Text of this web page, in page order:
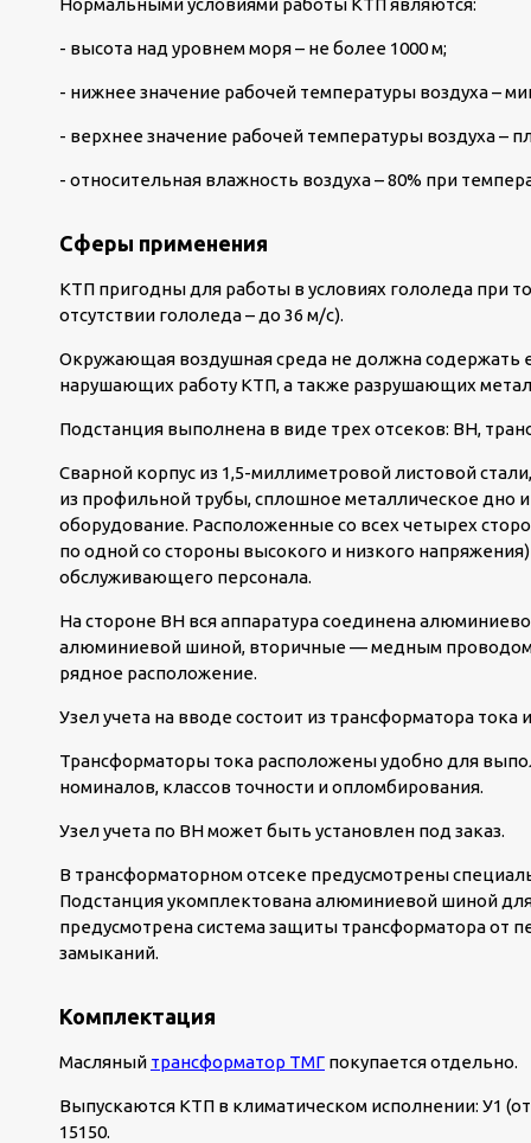
Нормальными условиями работы КТП являются:
- высота над уровнем моря – не более 1000 м;
- нижнее значение рабочей температуры воздуха –
- верхнее значение рабочей температуры воздуха –
- относительная влажность воздуха – 80% при
Сферы применения
КТП пригодны для работы в условиях гололеда при
отсутствии гололеда – до 36 м/с).
Окружающая воздушная среда не должна содержать
нарушающих работу КТП, а также разрушающих
Подстанция выполнена в виде трех отсеков: ВН,
Сварной корпус из 1,5-миллиметровой листовой
из профильной трубы, сплошное металлическое
оборудование. Расположенные со всех четырех
по одной со стороны высокого и низкого
обслуживающего персонала.
На стороне ВН вся аппаратура соединена
алюминиевой шиной, вторичные — медным
рядное расположение.
Узел учета на вводе состоит из трансформатора тока
Трансформаторы тока расположены удобно для
номиналов, классов точности и опломбирования.
Узел учета по ВН может быть установлен под заказ.
В трансформаторном отсеке предусмотрены
Подстанция укомплектована алюминиевой шиной
предусмотрена система защиты трансформатора от
замыканий.
Комплектация
Масляный трансформатор ТМГ покупается отдельно.
Выпускаются КТП в климатическом исполнении: У1 (от
15150.